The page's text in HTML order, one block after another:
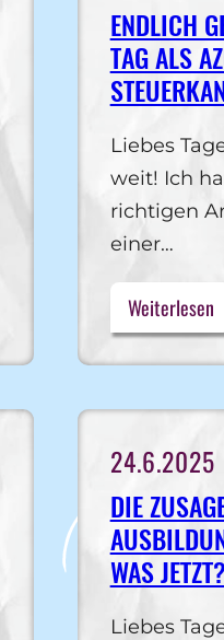
ENDLICH
TAG ALS
Liebes
weit! Ich
richtigen
einer…
Weiterlesen
24.6.2025
DIE
WAS JETZT?
Liebes